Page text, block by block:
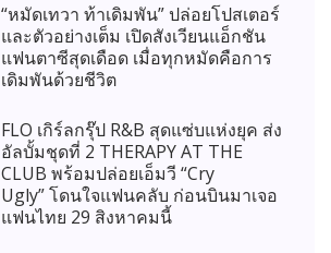
“หมัดเทวา ท้าเดิมพัน” ปล่อยโปสเตอร์
และตัวอย่างเต็ม เปิดสังเวียนแอ็กชัน
แฟนตาซีสุดเดือด เมื่อทุกหมัดคือการ
เดิมพันด้วยชีวิต
FLO เกิร์ลกรุ๊ป R&B สุดแซ่บแห่งยุค ส่ง
อัลบั้มชุดที่ 2 THERAPY AT THE
CLUB พร้อมปล่อยเอ็มวี “Cry
Ugly” โดนใจแฟนคลับ ก่อนบินมาเจอ
แฟนไทย 29 สิงหาคมนี้